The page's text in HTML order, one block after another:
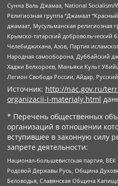
Сунна Валь Джамаа, National Socialism/
Религиозная группа “Джамаат
джамаат, Мусульманская религиозная
Крымско-татарский добровольческий
Челебиджихана, Азов, Партия
Народная самооборона, Дуббайский
Хаджи Белхороев, Маньяки Культ
Легион Свобода России, Айдар,
Источник: http://nac.gov.ru/
organizacii-i-materialy.html
* Перечень общественных
организаций в отношении
вступившее в законную силу
запрете деятельности:
Национал-большевистская партия,
Родовой Державы Русь, Община
Беловодья, Славянская Община